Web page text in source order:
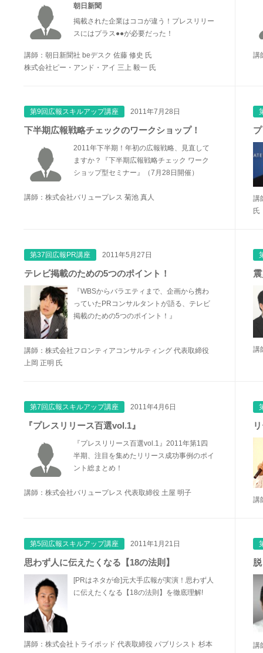
朝日新聞
掲載された企業はココが違う！プレスリリー
スにはプラス●●が必要だった！
講師：朝日新聞社 beデスク 佐藤 修史 氏
株式会社ピー・アンド・アイ 三上 毅一 氏
講
第9回広報スキルアップ講座 2011年7月28日
下半期広報戦略チェックのワークショップ！
2011年下半期！年初の広報戦略、見直して
ますか？『下半期広報戦略チェック ワーク
ショップ型セミナー』（7月28日開催）
講師：株式会社バリュープレス 菊池 真人
講
氏
第37回広報PR講座 2011年5月27日
テレビ掲載のための5つのポイント！
『WBSからバラエティまで、企画から携わ
っていたPRコンサルタントが語る、テレビ
掲載のための5つのポイント！』
講師：株式会社フロンティアコンサルティング 代表取締役
上岡 正明 氏
講
第7回広報スキルアップ講座 2011年4月6日
『プレスリリース百選vol.1』
『プレスリリース百選vol.1』2011年第1四
半期、注目を集めたリリース成功事例のポイ
ント総まとめ！
講師：株式会社バリュープレス 代表取締役 土屋 明子
講
第5回広報スキルアップ講座 2011年1月21日
思わず人に伝えたくなる【18の法則】
[PRはネタが命]元大手広報が実演！思わず人
に伝えたくなる【18の法則】を徹底理解!
講師：株式会社トライポッド 代表取締役 パブリシスト 杉本
講